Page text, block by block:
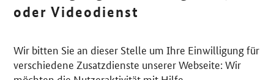
oder Videodienst
Wir bitten Sie an dieser Stelle um Ihre Einwilligung für
verschiedene Zusatzdienste unserer Webseite: Wir